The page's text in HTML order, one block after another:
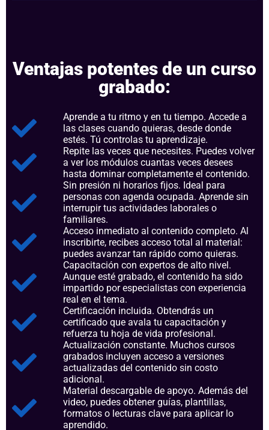
Ventajas potentes de un curso
grabado:
Aprende a tu ritmo y en tu tiempo. Accede a
las clases cuando quieras, desde donde
estés. Tú controlas tu aprendizaje.
Repite las veces que necesites. Puedes volver
a ver los módulos cuantas veces desees
hasta dominar completamente el contenido.
Sin presión ni horarios fijos. Ideal para
personas con agenda ocupada. Aprende sin
interrupir tus actividades laborales o
familiares.
Acceso inmediato al contenido completo. Al
inscribirte, recibes acceso total al material:
puedes avanzar tan rápido como quieras.
Capacitación con expertos de alto nivel.
Aunque esté grabado, el contenido ha sido
impartido por especialistas con experiencia
real en el tema.
Certificación incluida. Obtendrás un
certificado que avala tu capacitación y
refuerza tu hoja de vida profesional.
Actualización constante. Muchos cursos
grabados incluyen acceso a versiones
actualizadas del contenido sin costo
adicional.
Material descargable de apoyo. Además del
video, puedes obtener guías, plantillas,
formatos o lecturas clave para aplicar lo
aprendido.